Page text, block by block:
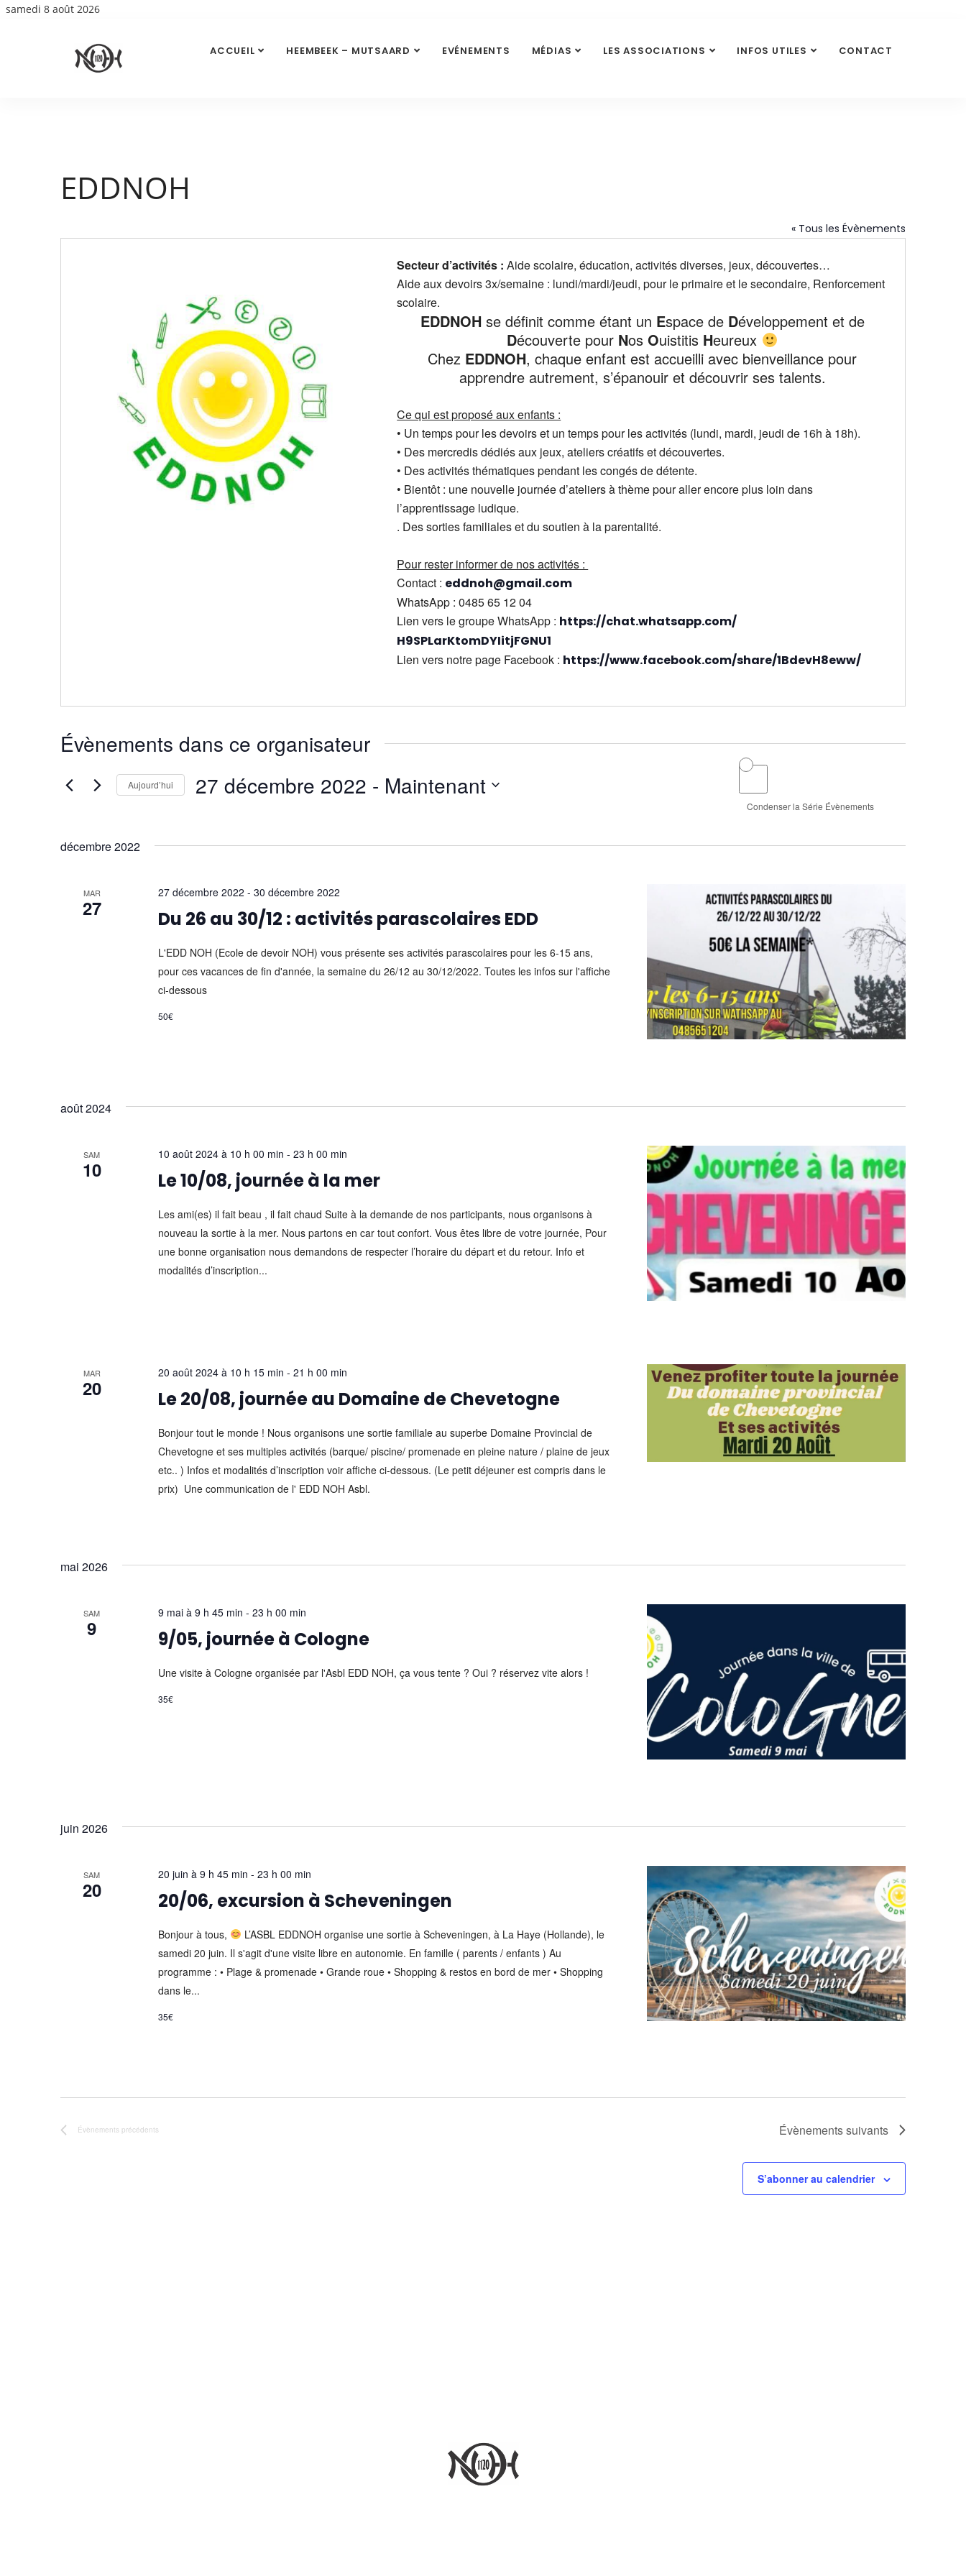
samedi 8 août 2026
ACCUEIL HEEMBEEK – MUTSAARD EVÉNEMENTS MÉDIAS LES ASSOCIATIONS INFOS UTILES CONTACT
EDDNOH
« Tous les Évènements
Secteur d’activités : Aide scolaire, éducation, activités diverses, jeux, découvertes…
Aide aux devoirs 3x/semaine : lundi/mardi/jeudi, pour le primaire et le secondaire, Renforcement
scolaire.
EDDNOH se définit comme étant un Espace de Développement et de
Découverte pour NosOuistitis Heureux
Chez EDDNOH, chaque enfant est accueilli avec bienveillance pour
apprendre autrement, s’épanouir et découvrir ses talents.
Ce qui est proposé aux enfants :
• Un temps pour les devoirs et un temps pour les activités (lundi, mardi, jeudi de 16h à 18h).
• Des mercredis dédiés aux jeux, ateliers créatifs et découvertes.
• Des activités thématiques pendant les congés de détente.
• Bientôt : une nouvelle journée d’ateliers à thème pour aller encore plus loin dans
l’apprentissage ludique.
. Des sorties familiales et du soutien à la parentalité.
Pour rester informer de nos activités :
Contact : eddnoh@gmail.com
WhatsApp : 0485 65 12 04
Lien vers le groupe WhatsApp : https://chat.whatsapp.com/
H9SPLarKtomDYIitjFGNU1
Lien vers notre page Facebook : https://www.facebook.com/share/1BdevH8eww/
Évènements dans ce organisateur
Aujourd’hui 27 décembre 2022 - Maintenant
date.
Condenser la Série Évènements
décembre 2022
MAR
27 Du 26 au 30/12 : activités parascolaires EDD
27 décembre 2022 - 30 décembre 2022
L'EDD NOH (Ecole de devoir NOH) vous présente ses activités parascolaires pour les 6-15 ans,
pour ces vacances de fin d'année, la semaine du 26/12 au 30/12/2022. Toutes les infos sur l'affiche
ci-dessous
50€
août 2024
SAM
10 Le 10/08, journée à la mer
10 août 2024 à 10 h 00 min - 23 h 00 min
Les ami(es) il fait beau , il fait chaud Suite à la demande de nos participants, nous organisons à
nouveau la sortie à la mer. Nous partons en car tout confort. Vous êtes libre de votre journée, Pour
une bonne organisation nous demandons de respecter l’horaire du départ et du retour. Info et
modalités d’inscription...
MAR
20 Le 20/08, journée au Domaine de Chevetogne
20 août 2024 à 10 h 15 min - 21 h 00 min
Bonjour tout le monde ! Nous organisons une sortie familiale au superbe Domaine Provincial de
Chevetogne et ses multiples activités (barque/ piscine/ promenade en pleine nature / plaine de jeux
etc.. ) Infos et modalités d’inscription voir affiche ci-dessous. (Le petit déjeuner est compris dans le
prix) Une communication de l' EDD NOH Asbl.
mai 2026
SAM
9 9/05, journée à Cologne
9 mai à 9 h 45 min - 23 h 00 min
Une visite à Cologne organisée par l'Asbl EDD NOH, ça vous tente ? Oui ? réservez vite alors !
35€
juin 2026
SAM
20 20/06, excursion à Scheveningen
20 juin à 9 h 45 min - 23 h 00 min
Bonjour à tous,
L’ASBL EDDNOH organise une sortie à Scheveningen, à La Haye (Hollande), le
samedi 20 juin. Il s'agit d'une visite libre en autonomie. En famille ( parents / enfants ) Au
programme : • Plage & promenade • Grande roue • Shopping & restos en bord de mer • Shopping
dans le...
35€
Évènements précédents Évènementssuivants
S’abonner au calendrier